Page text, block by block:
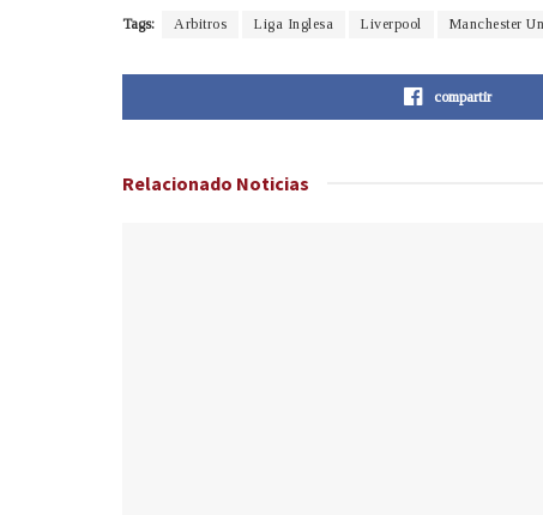
Tags: Arbitros Liga Inglesa Liverpool Manchester
compartir
Relacionado Noticias